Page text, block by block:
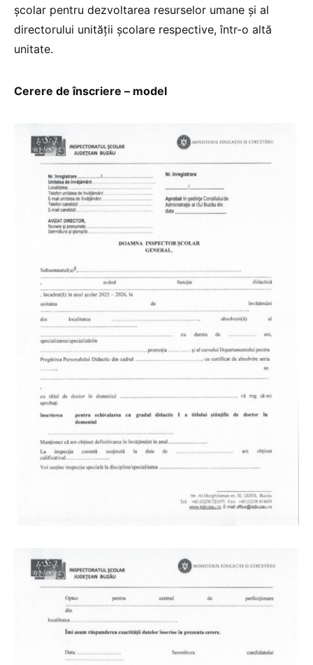
școlar pentru dezvoltarea resurselor umane și al
directorului unității școlare respective, într-o altă
unitate.
Cerere de înscriere – model